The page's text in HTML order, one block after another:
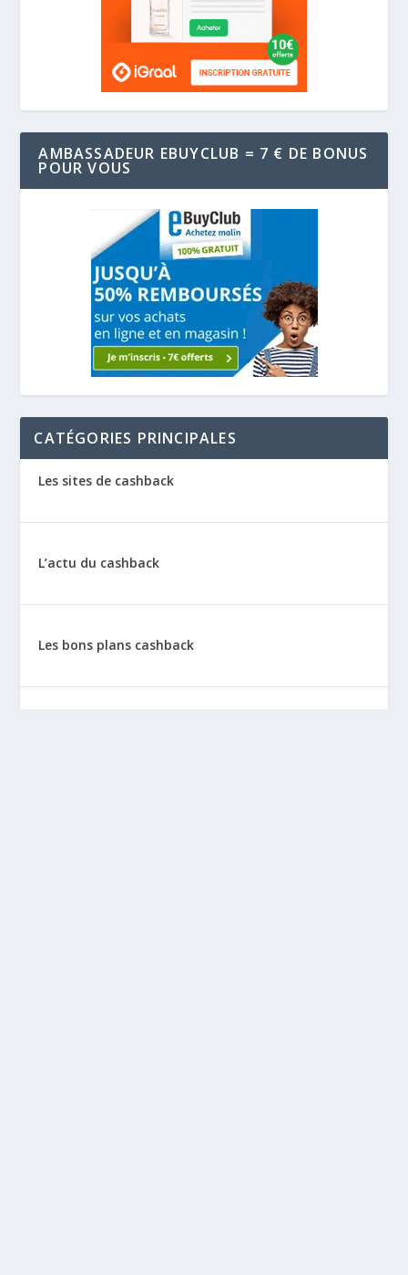
AMBASSADEUR EBUYCLUB = 7 € DE BONUS
POUR VOUS
CATÉGORIES PRINCIPALES
Les sites de cashback
L’actu du cashback
Les bons plans cashback